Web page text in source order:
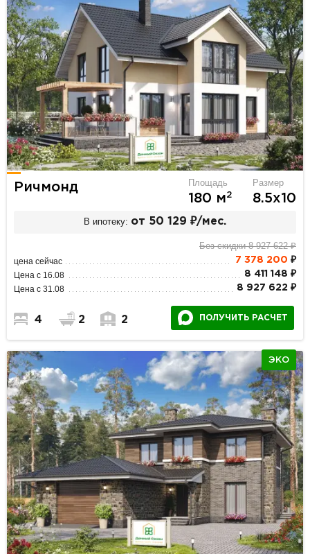
Ричмонд Площадь
180 м2
Размер
8.5х10
В ипотеку: от 50 129 ₽/мес.
Без скидки 8 927 622 ₽
цена сейчас 7 378 200 ₽
Цена с 16.08 8 411 148 ₽
Цена с 31.08 8 927 622 ₽
4 2 2 ПОЛУЧИТЬ РАСЧЕТ
ЭКО